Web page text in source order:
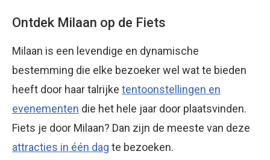
Ontdek Milaan op de Fiets
Milaan is een levendige en dynamische
bestemming die elke bezoeker wel wat te bieden
heeft door haar talrijke tentoonstellingen en
evenementen die het hele jaar door plaatsvinden.
Fiets je door Milaan? Dan zijn de meeste van deze
attracties in één dag te bezoeken.